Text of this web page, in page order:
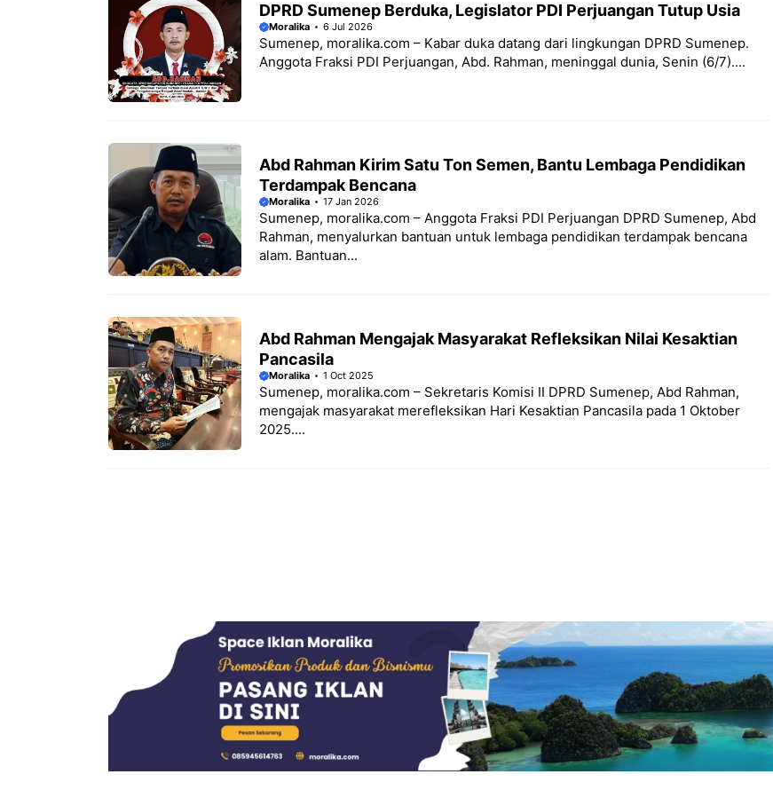
DPRD Sumenep Berduka, Legislator PDI Perjuangan Tutup Usia
Moralika 6 Jul 2026
Sumenep, moralika.com – Kabar duka datang dari lingkungan DPRD Sumenep.
Anggota Fraksi PDI Perjuangan, Abd. Rahman, meninggal dunia, Senin (6/7)....
Abd Rahman Kirim Satu Ton Semen, Bantu Lembaga Pendidikan
Terdampak Bencana
Moralika 17 Jan 2026
Sumenep, moralika.com – Anggota Fraksi PDI Perjuangan DPRD Sumenep, Abd
Rahman, menyalurkan bantuan untuk lembaga pendidikan terdampak bencana
alam. Bantuan...
Abd Rahman Mengajak Masyarakat Refleksikan Nilai Kesaktian
Pancasila
Moralika 1 Oct 2025
Sumenep, moralika.com – Sekretaris Komisi II DPRD Sumenep, Abd Rahman,
mengajak masyarakat merefleksikan Hari Kesaktian Pancasila pada 1 Oktober
2025....